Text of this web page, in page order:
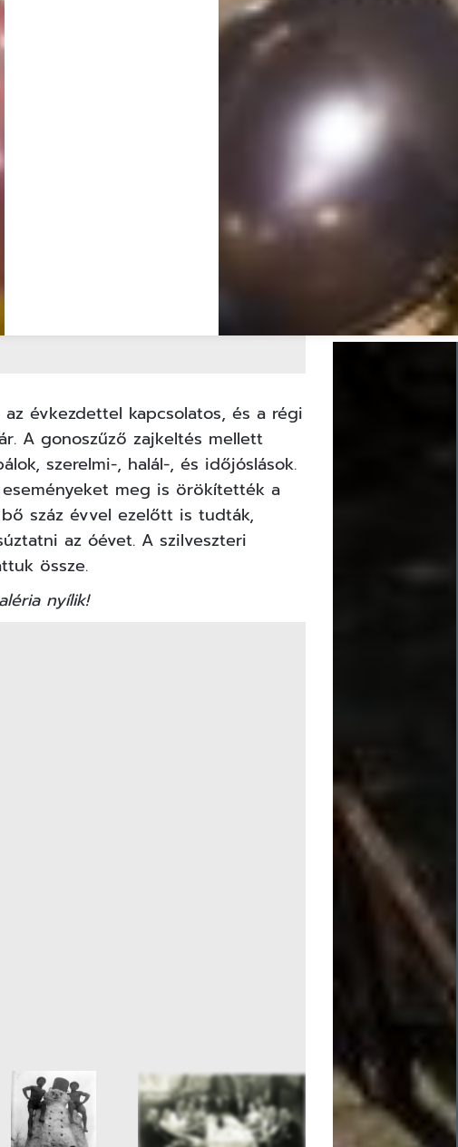
évkezdettel kapcsolatos, és a régi
A gonoszűző zajkeltés mellett
szerelmi-, halál-, és időjóslások.
meg is örökítették a
száz évvel ezelőtt is tudták,
az óévet. A szilveszteri
össze.
nyílik!